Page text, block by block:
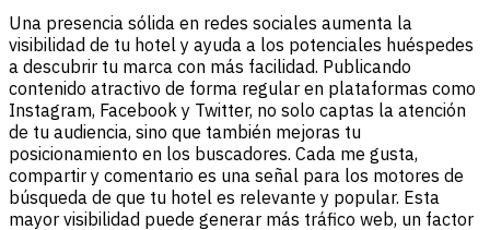
Una presencia sólida en redes sociales aumenta la
visibilidad de tu hotel y ayuda a los potenciales huéspedes
a descubrir tu marca con más facilidad. Publicando
contenido atractivo de forma regular en plataformas como
Instagram, Facebook y Twitter, no solo captas la atención
de tu audiencia, sino que también mejoras tu
posicionamiento en los buscadores. Cada me gusta,
compartir y comentario es una señal para los motores de
búsqueda de que tu hotel es relevante y popular. Esta
mayor visibilidad puede generar más tráfico web, un factor